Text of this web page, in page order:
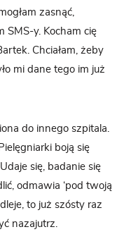
zasnąć,
SMS-y. Kocham cię
Chciałam, żeby
mi dane tego im już
do innego szpitala.
boją się
się, badanie się
odmawia ‘pod twoją
to już szósty raz
nazajutrz.